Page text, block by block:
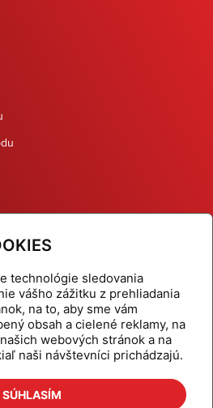
technológie sledovania
vášho zážitku z prehliadania
na to, aby sme vám
obsah a cielené reklamy, na
webových stránok a na
naši návštevníci prichádzajú.
SÚHLASÍM
ventily
Produkty
Odber šikovné tipy
Cenníky